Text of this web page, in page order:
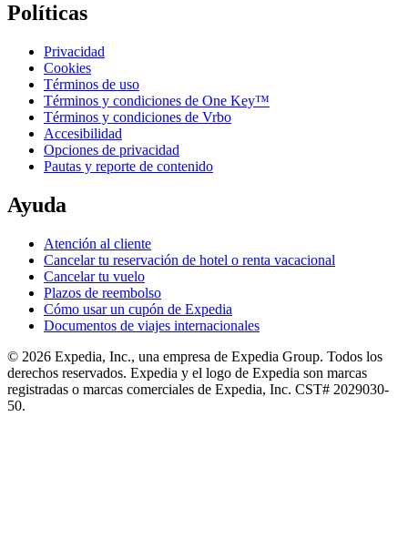
Políticas
Privacidad
Cookies
Términos de uso
Términos y condiciones de One Key™
Términos y condiciones de Vrbo
Accesibilidad
Opciones de privacidad
Pautas y reporte de contenido
Ayuda
Atención al cliente
Cancelar tu reservación de hotel o renta vacacional
Cancelar tu vuelo
Plazos de reembolso
Cómo usar un cupón de Expedia
Documentos de viajes internacionales
© 2026 Expedia, Inc., una empresa de Expedia Group. Todos los
derechos reservados. Expedia y el logo de Expedia son marcas
registradas o marcas comerciales de Expedia, Inc. CST# 2029030-
50.